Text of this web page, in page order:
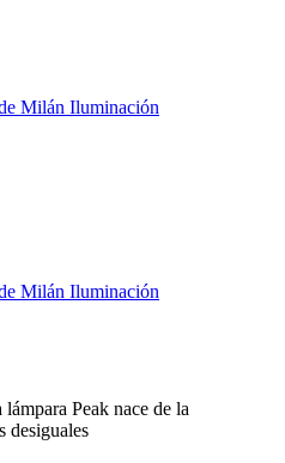
Peak nace de la
desiguales